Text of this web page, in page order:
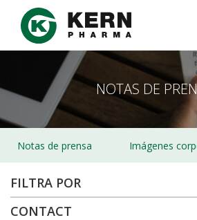
Pasar
contenido
NOTAS DE
Notas de prensa Imágenes
FILTRA POR
CONTACT